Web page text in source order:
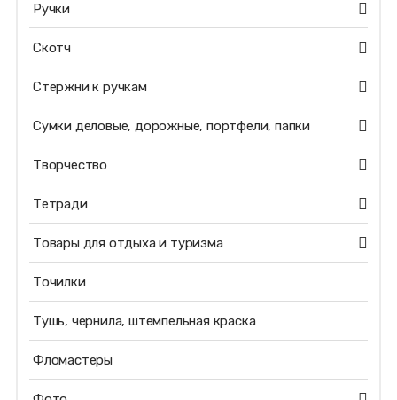
Ручки
Скотч
Стержни к ручкам
Сумки деловые, дорожные, портфели, папки
Творчество
Тетради
Товары для отдыха и туризма
Точилки
Тушь, чернила, штемпельная краска
Фломастеры